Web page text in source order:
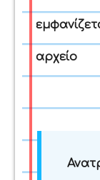
αρχείο